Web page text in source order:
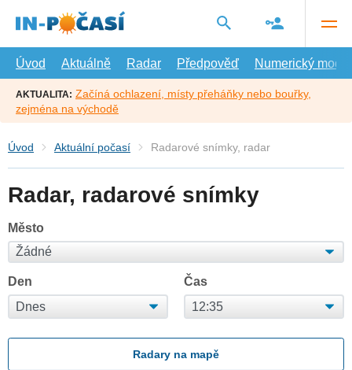
hlavní
Úvod
Aktuálně Radar Předpověď Numerický model
AKTUALITA: Začíná ochlazení, místy přeháňky nebo bouřky,
zejména na východě
Úvod Aktuální počasí Radarové snímky, radar
Radar, radarové snímky
Město
Den Čas
Radary na mapě